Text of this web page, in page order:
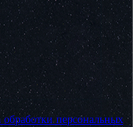
персональных